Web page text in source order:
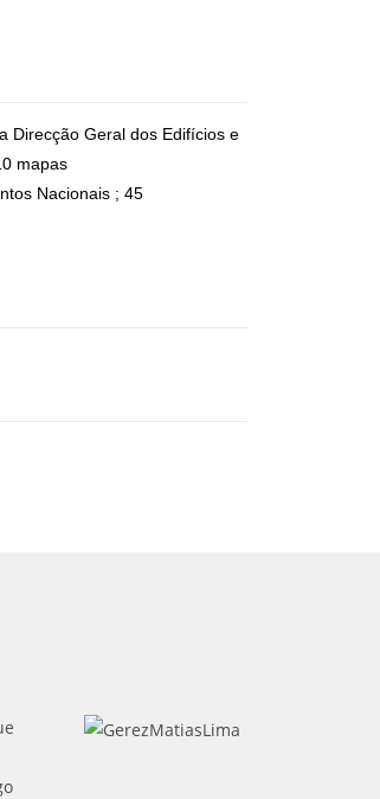
Direcção Geral dos Edifícios e
mapas
Nacionais ; 45